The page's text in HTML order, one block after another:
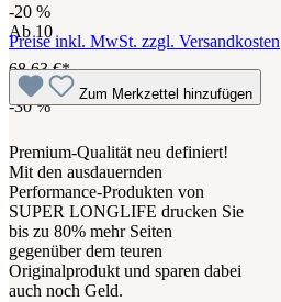
-20 %
Ab10
68,63 €*
-30%
Preise inkl. MwSt. zzgl. Versandkosten
Zum Merkzettel hinzufügen
Premium-Qualität neu definiert!
Mit den ausdauernden
Performance-Produkten von
SUPER LONGLIFE drucken Sie
bis zu 80% mehr Seiten
gegenüber dem teuren
Originalprodukt und sparen dabei
auch noch Geld.